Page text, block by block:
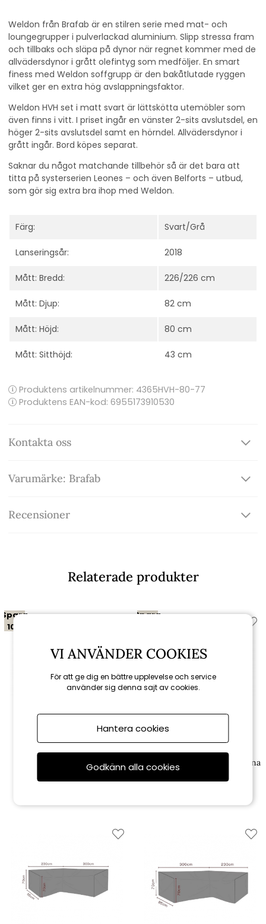
Weldon från Brafab är en stilren serie med mat- och
loungegrupper i pulverlackad aluminium. Slipp stressa fram
och tillbaks och släpa på dynor när regnet kommer med de
allvädersdynor i grått olefintyg som medföljer. En smart
finess med Weldon soffgrupp är den bakåtlutade ryggen
vilket ger en extra hög avslappningsfaktor.
Weldon HVH set i matt svart är lättskötta utemöbler som
även finns i vitt. I priset ingår en vänster 2-sits avslutsdel, en
höger 2-sits avslutsdel samt en hörndel. Allvädersdynor i
grått ingår. Bord köpes separat.
Saknar du något matchande tillbehör så är det bara att
titta på systerserien Leones – och även Belforts – utbud,
som gör sig extra bra ihop med Weldon.
Färg: Svart/Grå
Lanseringsår: 2018
Mått: Bredd: 226/226 cm
Mått: Djup: 82 cm
Mått: Höjd: 80 cm
Mått: Sitthöjd: 43 cm
Produktens artikelnummer: 4365HVH-80-77
Produktens EAN-kod: 6955173910530
Kontakta oss
Varumärke: Brafab
Recensioner
Relaterade produkter
Spara
10%
Brafab
Weldon mittdel - svart/grå
Spara
Brafab
Weldon fotpall - svart/grå dyna
VI ANVÄNDER COOKIES
För att ge dig en bättre upplevelse och service
använder sig denna sajt av cookies.
Hantera cookies
Godkänn alla cookies